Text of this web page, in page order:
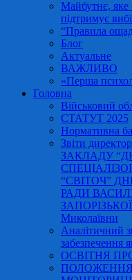
Майбутнє,
підтримує
“Правила
Блог
Актуальне
ВАЖЛИВО
«Перша
Головна
Військовий
СТАТУТ 2025
Нормативна
Звіти
ЗАКЛАДУ
“СВІТОЧ”
РАДИ
ЗАПОРІЗЬКОЇ
Миколаївни
Аналітичний
забезпечення
ОСВІТНЯ